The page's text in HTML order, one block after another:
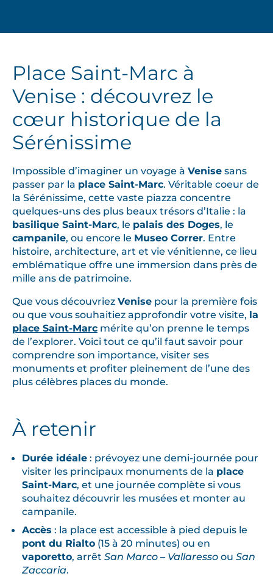
Place Saint-Marc à
Venise : découvrez le
cœur historique de la
Sérénissime
Impossible d’imaginer un voyage à Venise sans
passer par la place Saint-Marc. Véritable coeur de
la Sérénissime, cette vaste piazza concentre
quelques-uns des plus beaux trésors d’Italie : la
basilique Saint-Marc, le palais des Doges, le
campanile, ou encore le Museo Correr. Entre
histoire, architecture, art et vie vénitienne, ce lieu
emblématique offre une immersion dans près de
mille ans de patrimoine.
Que vous découvriez Venise pour la première fois
ou que vous souhaitiez approfondir votre visite, la
place Saint-Marc mérite qu’on prenne le temps
de l’explorer. Voici tout ce qu’il faut savoir pour
comprendre son importance, visiter ses
monuments et profiter pleinement de l’une des
plus célèbres places du monde.
À retenir
Durée idéale : prévoyez une demi-journée pour
visiter les principaux monuments de la place
Saint-Marc, et une journée complète si vous
souhaitez découvrir les musées et monter au
campanile.
Accès : la place est accessible à pied depuis le
pont du Rialto (15 à 20 minutes) ou en
vaporetto, arrêtSan Marco – Vallaresso ouSan
Zaccaria.